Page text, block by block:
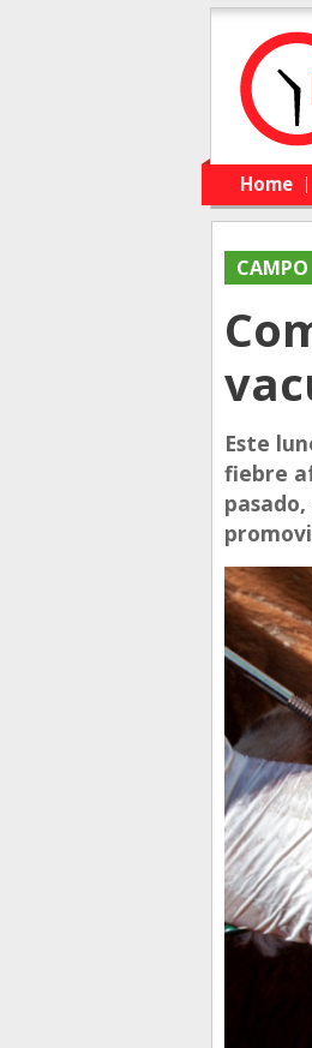
Main menu
Skip to
Skip to
Home
CAMPO
Este
fiebre